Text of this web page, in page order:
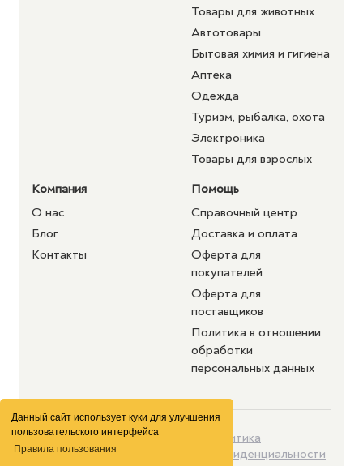
Данный сайт использует куки для улучшения
пользовательского интерфейса
Правила пользования
Товары для животных
Автотовары
Бытовая химия и гигиена
Аптека
Одежда
Туризм, рыбалка, охота
Электроника
Товары для взрослых
Компания
О нас
Блог
Контакты
Помощь
Справочный центр
Доставка и оплата
Оферта для
покупателей
Оферта для
поставщиков
Политика в отношении
обработки
персональных данных
©2026 purshat.market. Все
права защищены
Политика
конфиденциальности